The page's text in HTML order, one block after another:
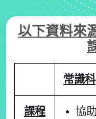
以下資料來
常識科
課程
協助